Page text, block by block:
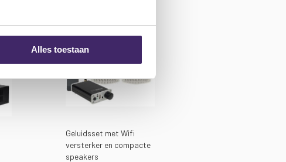
Alles toestaan
Geluidsset met Wifi
versterker en compacte
speakers